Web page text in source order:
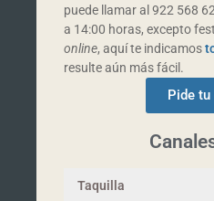
puede llamar al 922 568
a 14:00 horas, excepto
online, aquí te indicamos
resulte aún más fácil.
Pide
Taquilla